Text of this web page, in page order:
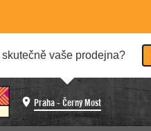
skutečně vaše prodejna?
Praha - Černý Most